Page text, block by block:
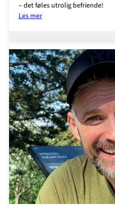
– det føles utrolig befriende!
Les mer: